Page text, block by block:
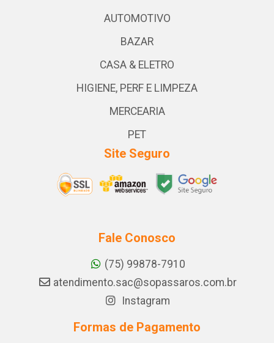
AUTOMOTIVO
BAZAR
CASA & ELETRO
HIGIENE, PERF E LIMPEZA
MERCEARIA
PET
Site Seguro
Fale Conosco
(75) 99878-7910
atendimento.sac@sopassaros.com.br
Instagram
Formas de Pagamento